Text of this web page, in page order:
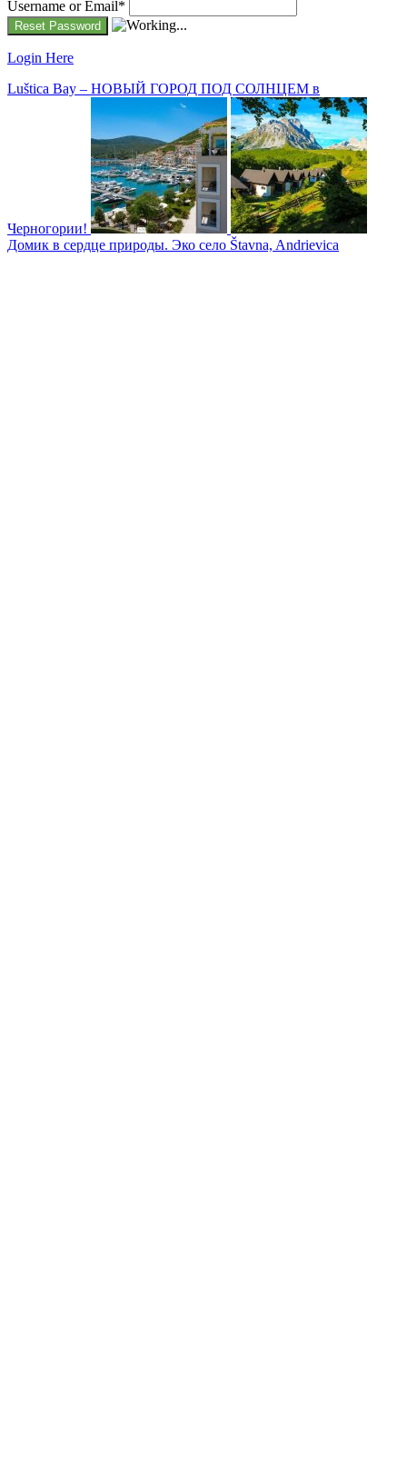
Username or Email*
Login Here
Luštica Bay – НОВЫЙ ГОРОД ПОД СОЛНЦЕМ в
Черногории!
Домик в сердце природы. Эко село Štavna, Andrievica